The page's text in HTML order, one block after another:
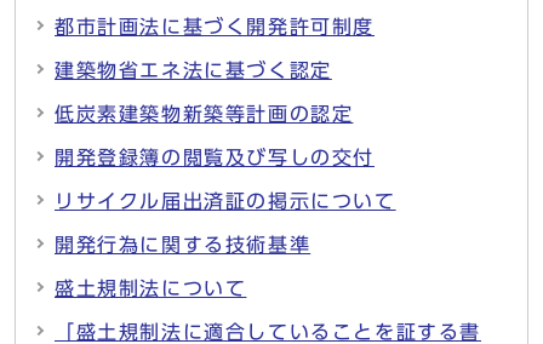
都市計画法に基づく開発許可制度
建築物省エネ法に基づく認定
低炭素建築物新築等計画の認定
開発登録簿の閲覧及び写しの交付
リサイクル届出済証の掲示について
開発行為に関する技術基準
盛土規制法について
「盛土規制法に適合していることを証する書